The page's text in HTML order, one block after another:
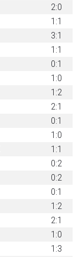
2:0
1:1
3:1
1:1
0:1
1:0
1:2
2:1
0:1
1:0
1:1
0:2
0:2
0:1
1:2
2:1
1:0
1:3